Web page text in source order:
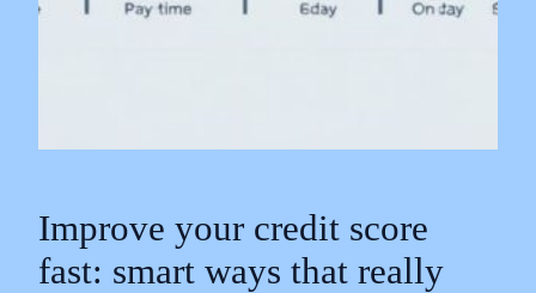
Improve your credit score
fast: smart ways that really